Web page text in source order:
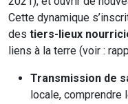
Cette dynamique
des tiers-lieux
liens à la terre (voir :
Transmission de
locale, comprendre